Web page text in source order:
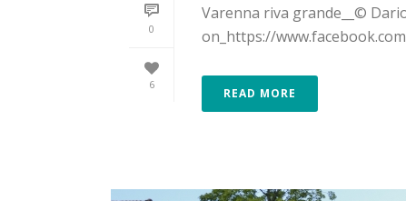
0
6
Varenna riva grande__©
on_https://
READ MORE